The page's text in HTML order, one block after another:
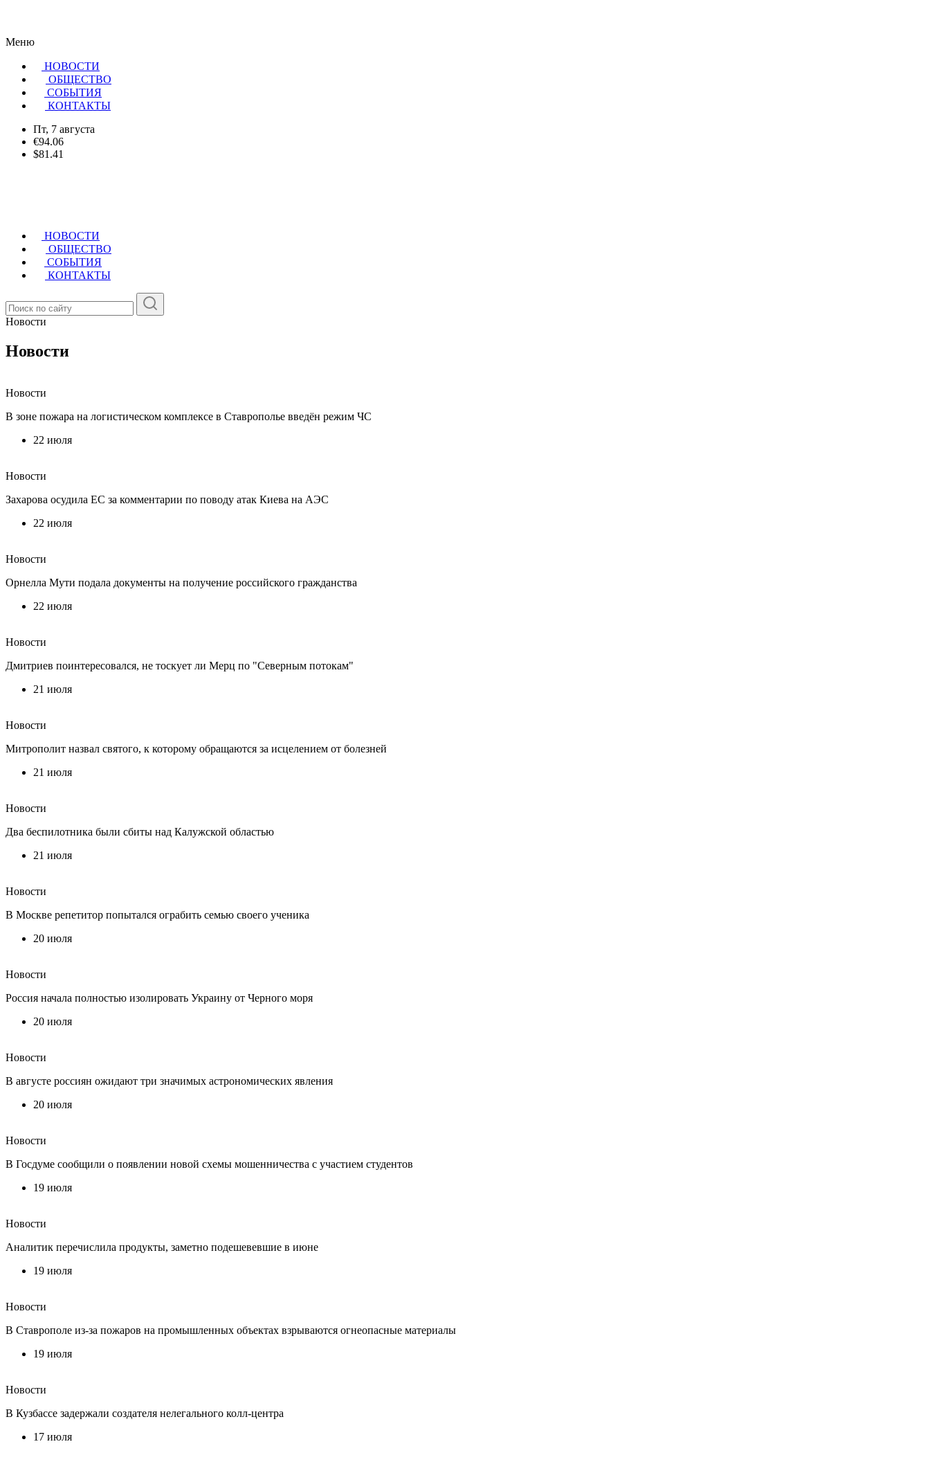
Меню
НОВОСТИ
ОБЩЕСТВО
CОБЫТИЯ
КОНТАКТЫ
Пт, 7 августа
€94.06
$81.41
НОВОСТИ
ОБЩЕСТВО
СОБЫТИЯ
КОНТАКТЫ
Новости
Новости
Новости
В зоне пожара на логистическом комплексе в Ставрополье введён режим ЧС
22 июля
Новости
Захарова осудила ЕС за комментарии по поводу атак Киева на АЭС
22 июля
Новости
Орнелла Мути подала документы на получение российского гражданства
22 июля
Новости
Дмитриев поинтересовался, не тоскует ли Мерц по "Северным потокам"
21 июля
Новости
Митрополит назвал святого, к которому обращаются за исцелением от болезней
21 июля
Новости
Два беспилотника были сбиты над Калужской областью
21 июля
Новости
В Москве репетитор попытался ограбить семью своего ученика
20 июля
Новости
Россия начала полностью изолировать Украину от Черного моря
20 июля
Новости
В августе россиян ожидают три значимых астрономических явления
20 июля
Новости
В Госдуме сообщили о появлении новой схемы мошенничества с участием студентов
19 июля
Новости
Аналитик перечислила продукты, заметно подешевевшие в июне
19 июля
Новости
В Ставрополе из-за пожаров на промышленных объектах взрываются огнеопасные материалы
19 июля
Новости
В Кузбассе задержали создателя нелегального колл-центра
17 июля